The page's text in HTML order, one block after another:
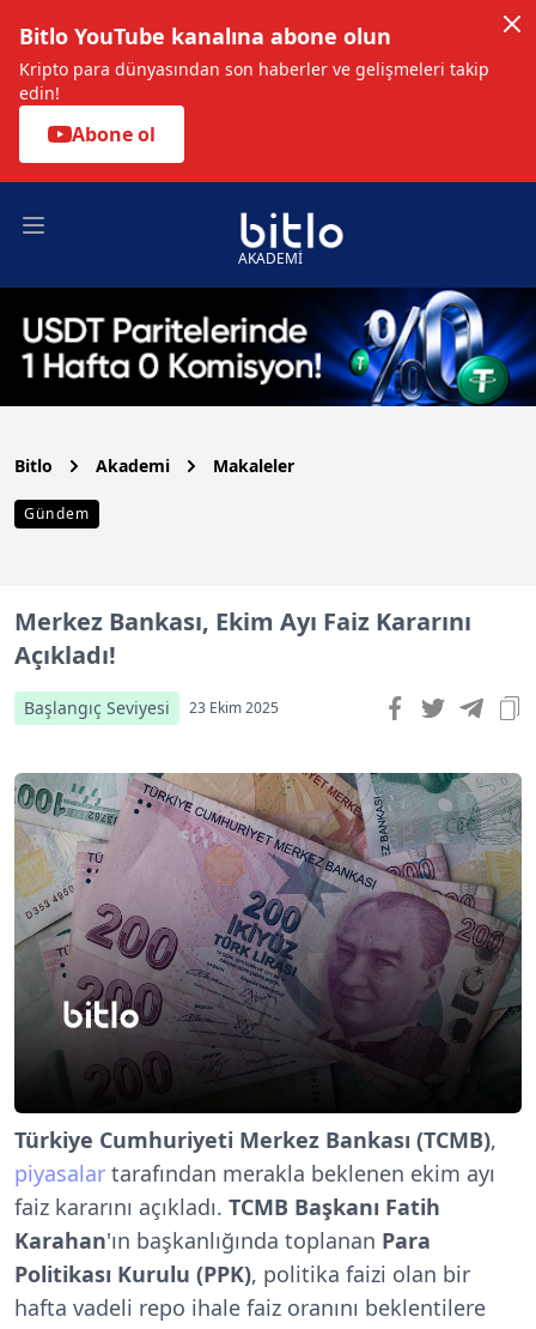
Bitlo YouTube kanalına abone olun
Kripto para dünyasından son haberler ve gelişmeleri takip
edin!
Abone ol
Open main menu
AKADEMİ
Bitlo Akademi Makaleler
Gündem
Merkez Bankası, Ekim Ayı Faiz Kararını
Açıkladı!
Başlangıç Seviyesi 23 Ekim 2025
Türkiye Cumhuriyeti Merkez Bankası (TCMB),
piyasalar tarafından merakla beklenen ekim ayı
faiz kararını açıkladı. TCMB Başkanı Fatih
Karahan'ın başkanlığında toplanan Para
Politikası Kurulu (PPK), politika faizi olan bir
hafta vadeli repo ihale faiz oranını beklentilere